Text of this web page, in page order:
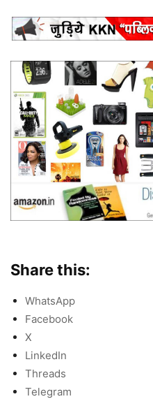
Share this:
WhatsApp
Facebook
X
LinkedIn
Threads
Telegram